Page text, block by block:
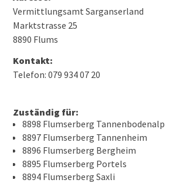
Vermittlungsamt Sarganserland
Marktstrasse 25
8890 Flums
Kontakt:
Telefon: 079 934 07 20
Zuständig für:
8898 Flumserberg Tannenbodenalp
8897 Flumserberg Tannenheim
8896 Flumserberg Bergheim
8895 Flumserberg Portels
8894 Flumserberg Saxli